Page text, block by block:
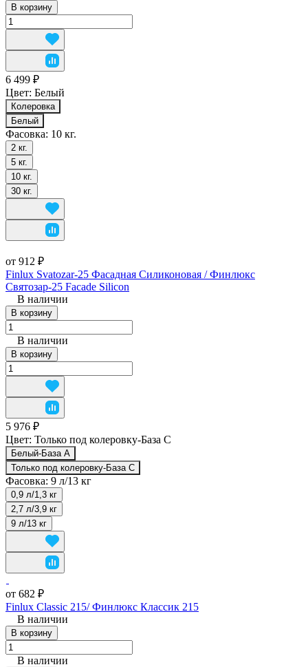
В корзину
6 499 ₽
Цвет: Белый
Колеровка
Белый
Фасовка: 10 кг.
2 кг.
5 кг.
10 кг.
30 кг.
от 912 ₽
Finlux Svatozar-25 Фасадная Силиконовая / Финлюкс
Святозар-25 Facade Silicon
В наличии
В корзину
В наличии
В корзину
5 976 ₽
Цвет: Только под колеровку-База С
Белый-База А
Только под колеровку-База С
Фасовка: 9 л/13 кг
0,9 л/1,3 кг
2,7 л/3,9 кг
9 л/13 кг
от 682 ₽
Finlux Classic 215/ Финлюкс Классик 215
В наличии
В корзину
В наличии